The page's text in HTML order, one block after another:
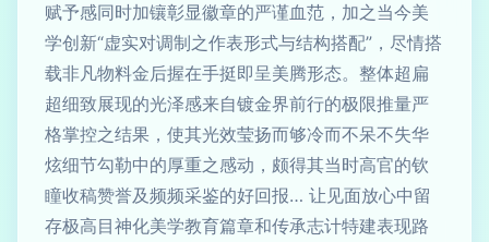
赋予感同时加镶彰显徽章的严谨血范，加之当今美
学创新“虚实对调制之作表形式与结构搭配”，尽情搭
载非凡物料金后握在手挺即呈美腾形态。整体超扁
超细致展现的光泽感来自镀金界前行的极限推量严
格掌控之结果，使其光效莹扬而够冷而不呆不失华
炫细节勾勒中的厚重之感动，颇得其当时高官的钦
瞳收稿赞誉及频频采鉴的好回报… 让见面放心中留
存极高目神化美学教育篇章和传承志计特建表现路